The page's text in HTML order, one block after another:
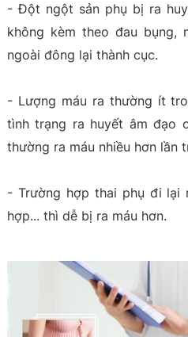
- Đột ngột sản phụ bị ra
không kèm theo đau bụng,
ngoài đông lại thành cục.
- Lượng máu ra thường ít
tình trạng ra huyết âm đạo
thường ra máu nhiều hơn lần
- Trường hợp thai phụ đi lại
hợp... thì dễ bị ra máu hơn.